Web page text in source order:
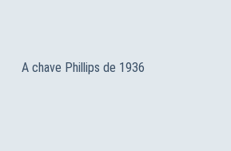
A chave Phillips de 1936